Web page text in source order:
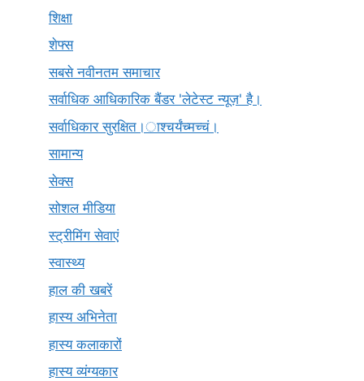
शिक्षा
शेफ्स
सबसे नवीनतम समाचार
सर्वाधिक आधिकारिक बैंडर 'लेटेस्ट न्यूज़' है।
सर्वाधिकार सुरक्षित।ाश्चर्यंच्मच्चं।
सामान्य
सेक्स
सोशल मीडिया
स्ट्रीमिंग सेवाएं
स्वास्थ्य
हाल की खबरें
हास्य अभिनेता
हास्य कलाकारों
हास्य व्यंग्यकार